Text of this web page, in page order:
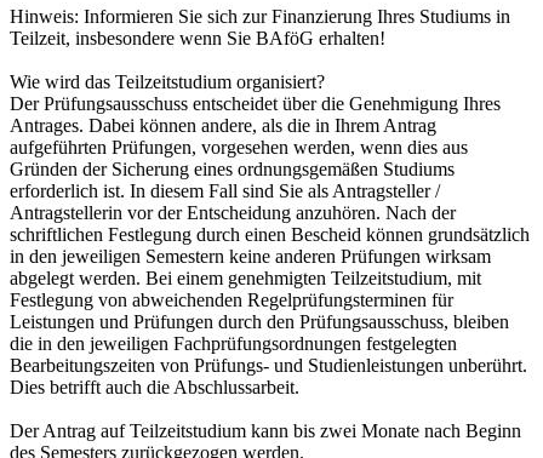
Hinweis: Informieren Sie sich zur Finanzierung Ihres Studiums in
Teilzeit, insbesondere wenn Sie BAföG erhalten!
Wie wird das Teilzeitstudium organisiert?
Der Prüfungsausschuss entscheidet über die Genehmigung Ihres
Antrages. Dabei können andere, als die in Ihrem Antrag
aufgeführten Prüfungen, vorgesehen werden, wenn dies aus
Gründen der Sicherung eines ordnungsgemäßen Studiums
erforderlich ist. In diesem Fall sind Sie als Antragsteller /
Antragstellerin vor der Entscheidung anzuhören. Nach der
schriftlichen Festlegung durch einen Bescheid können grundsätzlich
in den jeweiligen Semestern keine anderen Prüfungen wirksam
abgelegt werden. Bei einem genehmigten Teilzeitstudium, mit
Festlegung von abweichenden Regelprüfungsterminen für
Leistungen und Prüfungen durch den Prüfungsausschuss, bleiben
die in den jeweiligen Fachprüfungsordnungen festgelegten
Bearbeitungszeiten von Prüfungs- und Studienleistungen unberührt.
Dies betrifft auch die Abschlussarbeit.
Der Antrag auf Teilzeitstudium kann bis zwei Monate nach Beginn
des Semesters zurückgezogen werden.